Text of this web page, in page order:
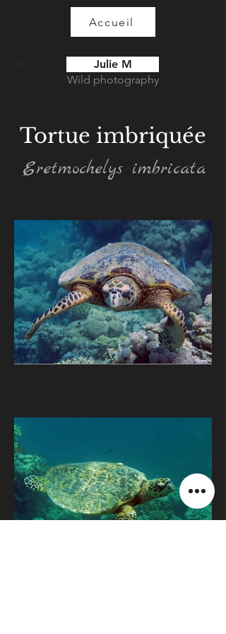
Accueil
Julie M
Wild photography
Tortue imbriquée
Eretmochelys imbricata